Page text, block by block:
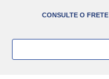
CONSULTE O FRETE